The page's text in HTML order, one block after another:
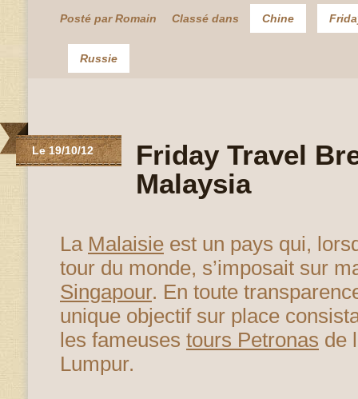
Posté par Romain Classé dans Chine
Russie
Le 19/10/12
Friday Travel
Malaysia
La Malaisie est un pays qui,
tour du monde, s’imposait sur
Singapour. En toute
unique objectif sur place
les fameuses tours Petronas de
Lumpur.